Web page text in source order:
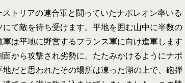
トリアの連合軍と闘っていたナポレオン率いる
て敵を待ち受けます。平地を囲む山中に半数の
は平地に野営するフランス軍に向け進軍します
から攻撃され劣勢に。たたみかけるようにナポ
だと思われたその場所は凍った湖の上で、砲弾